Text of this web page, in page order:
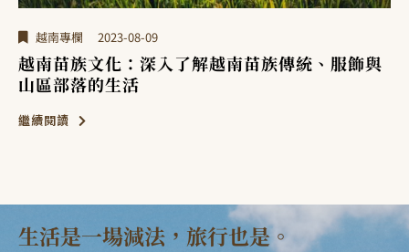
越南專欄 2023-08-09
越南苗族文化：深入了解越南苗族傳統、服飾與
山區部落的生活
繼續閱讀
生活是一場減法，旅行也是。